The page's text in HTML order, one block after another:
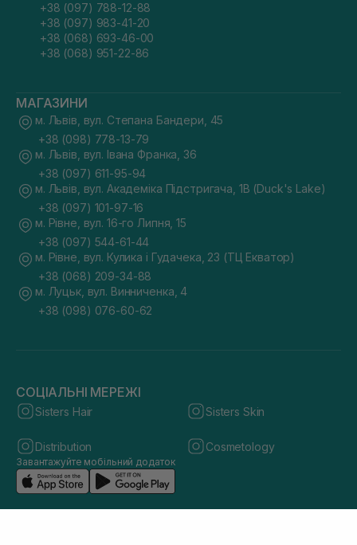
+38 (097) 788-12-88
+38 (097) 983-41-20
+38 (068) 693-46-00
+38 (068) 951-22-86
МАГАЗИНИ
м. Львів, вул. Степана Бандери, 45
+38 (098) 778-13-79
м. Львів, вул. Івана Франка, 36
+38 (097) 611-95-94
м. Львів, вул. Академіка Підстригача, 1В (Duck's Lake)
+38 (097) 101-97-16
м. Рівне, вул. 16-го Липня, 15
+38 (097) 544-61-44
м. Рівне, вул. Кулика і Гудачека, 23 (ТЦ Екватор)
+38 (068) 209-34-88
м. Луцьк, вул. Винниченка, 4
+38 (098) 076-60-62
СОЦІАЛЬНІ МЕРЕЖІ
Sisters Hair Sisters Skin
Distribution Cosmetology
Завантажуйте мобільний додаток